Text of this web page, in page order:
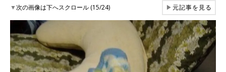
▼次の画像は下へスクロール (15/24) ▶元記事を見る